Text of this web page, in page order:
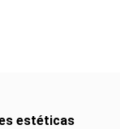
estéticas